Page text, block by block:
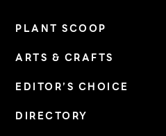
PLANT SCOOP
ARTS & CRAFTS
EDITOR’S CHOICE
DIRECTORY